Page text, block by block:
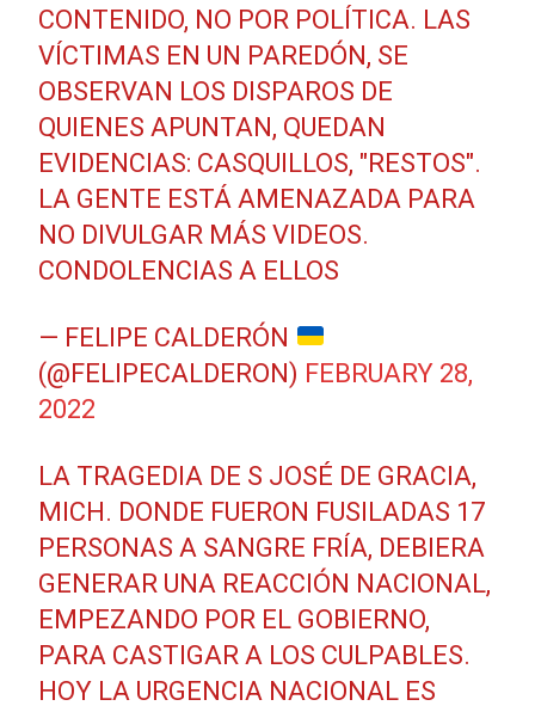
CONTENIDO, NO POR POLÍTICA. LAS
VÍCTIMAS EN UN PAREDÓN, SE
OBSERVAN LOS DISPAROS DE
QUIENES APUNTAN, QUEDAN
EVIDENCIAS: CASQUILLOS, "RESTOS".
LA GENTE ESTÁ AMENAZADA PARA
NO DIVULGAR MÁS VIDEOS.
CONDOLENCIAS A ELLOS
— FELIPE CALDERÓN
(@FELIPECALDERON) FEBRUARY 28,
2022
LA TRAGEDIA DE S JOSÉ DE GRACIA,
MICH. DONDE FUERON FUSILADAS 17
PERSONAS A SANGRE FRÍA, DEBIERA
GENERAR UNA REACCIÓN NACIONAL,
EMPEZANDO POR EL GOBIERNO,
PARA CASTIGAR A LOS CULPABLES.
HOY LA URGENCIA NACIONAL ES